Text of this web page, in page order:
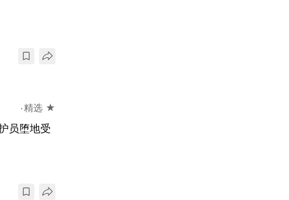
精选 ★
员堕地受